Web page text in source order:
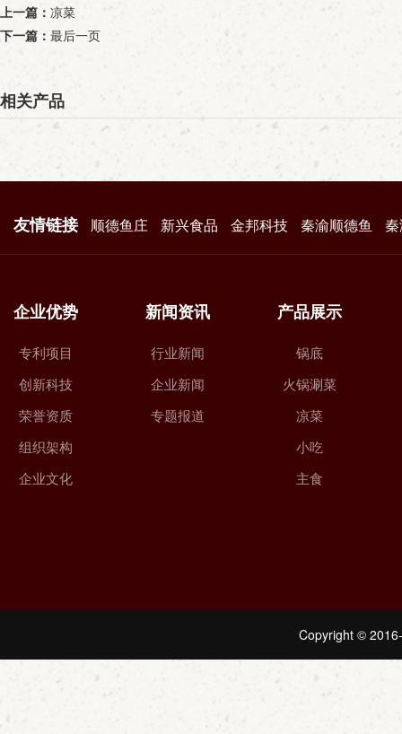
上一篇： 凉菜
下一篇： 最后一页
相关产品
友情链接 顺德鱼庄 新兴食品 金邦科技 秦渝顺德鱼
企业优势
专利项目
创新科技
荣誉资质
组织架构
企业文化
新闻资讯
行业新闻
企业新闻
专题报道
产品展示
锅底
火锅涮菜
凉菜
小吃
主食
Copyright ©